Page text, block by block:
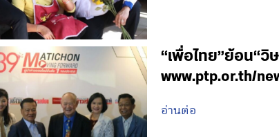
“เพื่อไทย”ย้อน“
www.ptp.or.th/
อ่านต่อ